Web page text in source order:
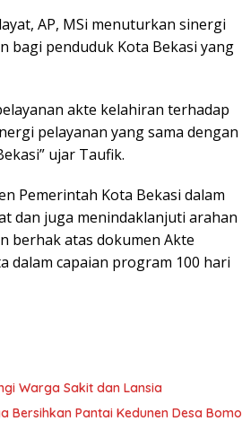
AP, MSi menuturkan sinergi
bagi penduduk Kota Bekasi yang
akte kelahiran terhadap
pelayanan yang sama dengan
ujar Taufik.
Pemerintah Kota Bekasi dalam
dan juga menindaklanjuti arahan
berhak atas dokumen Akte
dalam capaian program 100 hari
Warga Sakit dan Lansia
Bersihkan Pantai Kedunen Desa Bomo